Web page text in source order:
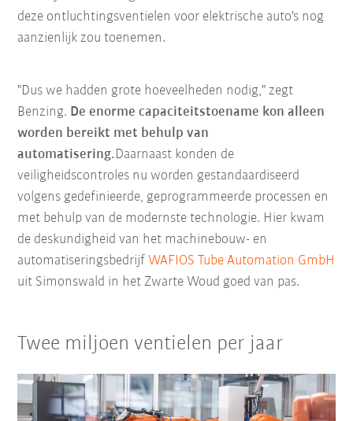
deze ontluchtingsventielen voor elektrische auto's nog
aanzienlijk zou toenemen.
"Dus we hadden grote hoeveelheden nodig," zegt
Benzing. De enorme capaciteitstoename kon alleen
worden bereikt met behulp van
automatisering. Daarnaast konden de
veiligheidscontroles nu worden gestandaardiseerd
volgens gedefinieerde, geprogrammeerde processen en
met behulp van de modernste technologie. Hier kwam
de deskundigheid van het machinebouw- en
automatiseringsbedrijfWAFIOS Tube Automation GmbH
uit Simonswald in het Zwarte Woud goed van pas.
Twee miljoen ventielen per jaar